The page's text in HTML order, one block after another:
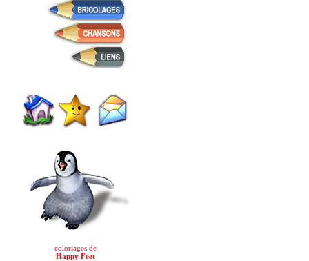
coloriages de
Happy Feet